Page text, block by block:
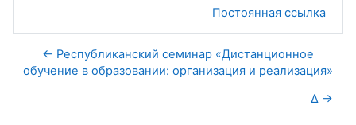
Постоянная ссылка
← Республиканский семинар «Дистанционное
обучение в образовании: организация и реализация»
∆ →